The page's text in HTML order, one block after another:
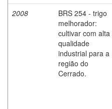
2008
BRS 254 - trigo
melhorador:
cultivar com alta
qualidade
industrial para a
região do
Cerrado.